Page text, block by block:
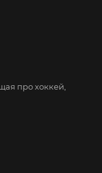
про хоккей,